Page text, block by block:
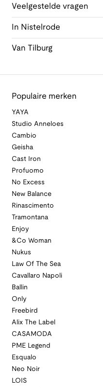
Veelgestelde vragen
In Nistelrode
Van Tilburg
Populaire merken
YAYA
Studio Anneloes
Cambio
Geisha
Cast Iron
Profuomo
No Excess
New Balance
Rinascimento
Tramontana
Enjoy
&Co Woman
Nukus
Law Of The Sea
Cavallaro Napoli
Ballin
Only
Freebird
Alix The Label
CASAMODA
PME Legend
Esqualo
Neo Noir
LOIS